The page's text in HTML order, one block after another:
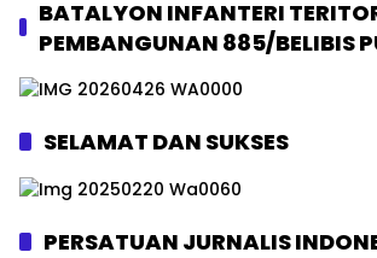
BATALYON INFANTERI
PEMBANGUNAN 885/BELIBIS
SELAMAT DAN SUKSES
PERSATUAN JURNALIS